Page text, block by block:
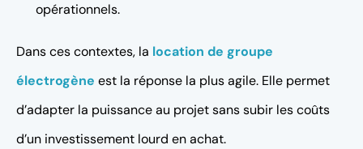
opérationnels.
Dans ces contextes, la location de groupe
électrogène est la réponse la plus agile. Elle permet
d’adapter la puissance au projet sans subir les coûts
d’un investissement lourd en achat.